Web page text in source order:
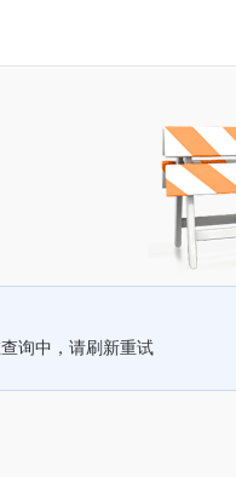
询中，请刷新重试